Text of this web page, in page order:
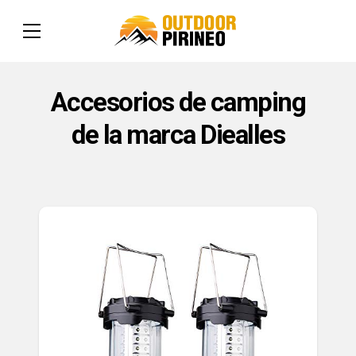
Accesorios de camping
de la marca Diealles